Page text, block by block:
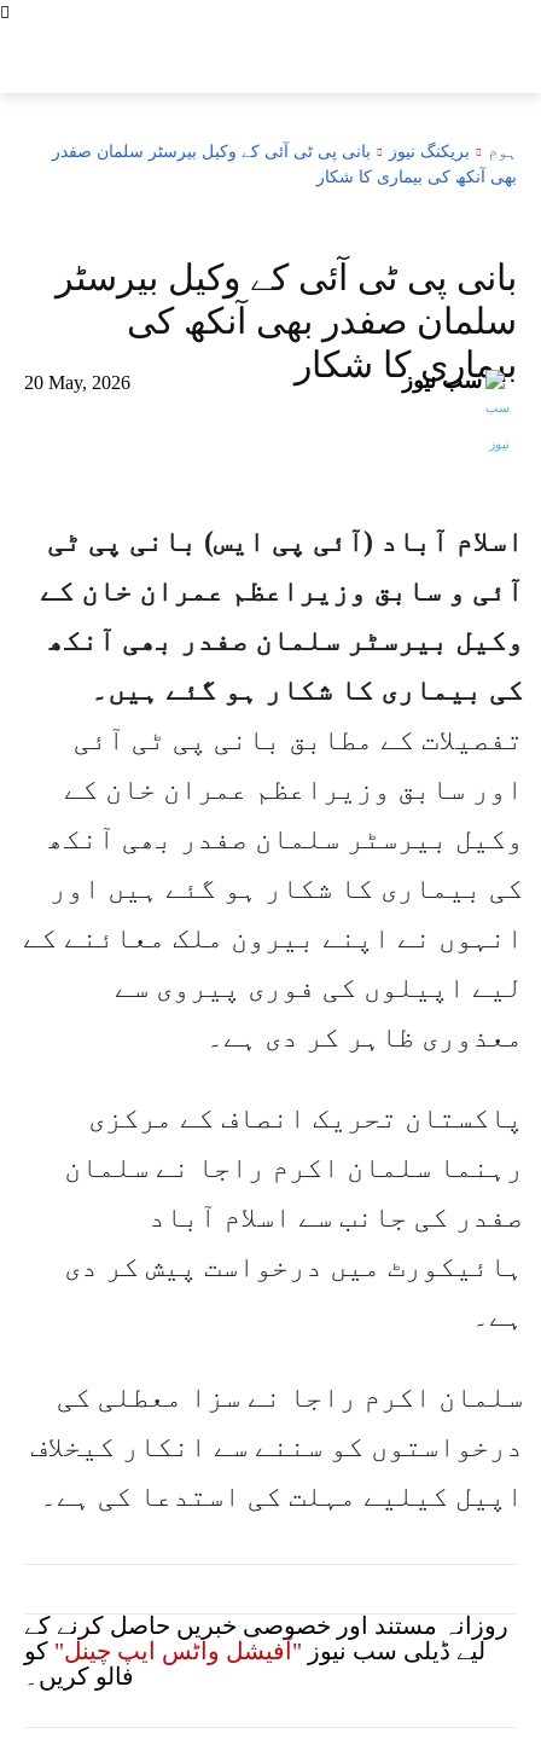
ہوم بریکنگ نیوز
بانی پی ٹی آئی کے وکیل بیرسٹر سلمان صفدر
بھی آنکھ کی بیماری کا شکار
بانی پی ٹی آئی کے وکیل بیرسٹر
سلمان صفدر بھی آنکھ کی
بیماری کا شکار
20 May, 2026 سب نیوز
اسلام آباد (آئی پی ایس) بانی پی ٹی
آئی و سابق وزیراعظم عمران خان کے
وکیل بیرسٹر سلمان صفدر بھی آنکھ
کی بیماری کا شکار ہو گئے ہیں۔
تفصیلات کے مطابق بانی پی ٹی آئی
اور سابق وزیراعظم عمران خان کے
وکیل بیرسٹر سلمان صفدر بھی آنکھ
کی بیماری کا شکار ہو گئے ہیں اور
انہوں نے اپنے بیرون ملک معائنے کے
لیے اپیلوں کی فوری پیروی سے
معذوری ظاہر کر دی ہے۔
پاکستان تحریک انصاف کے مرکزی
رہنما سلمان اکرم راجا نے سلمان
صفدر کی جانب سے اسلام آباد
ہائیکورٹ میں درخواست پیش کر دی
ہے۔
سلمان اکرم راجا نے سزا معطلی کی
درخواستوں کو سننے سے انکار کیخلاف
اپیل کیلیے مہلت کی استدعا کی ہے۔
روزانہ مستند اور خصوصی خبریں حاصل کرنے کے
لیے ڈیلی سب نیوز "آفیشل واٹس ایپ چینل" کو
فالو کریں۔